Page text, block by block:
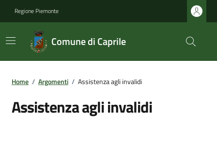
Regione Piemonte
Comune di Caprile
Home / Argomenti / Assistenza agli invalidi
Assistenza agli invalidi